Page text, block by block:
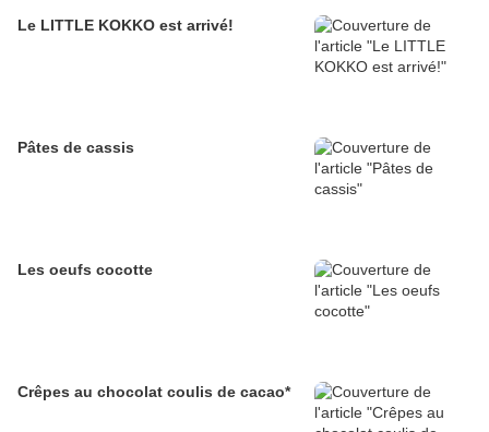
Le LITTLE KOKKO est arrivé!
Pâtes de cassis
Les oeufs cocotte
Crêpes au chocolat coulis de cacao*